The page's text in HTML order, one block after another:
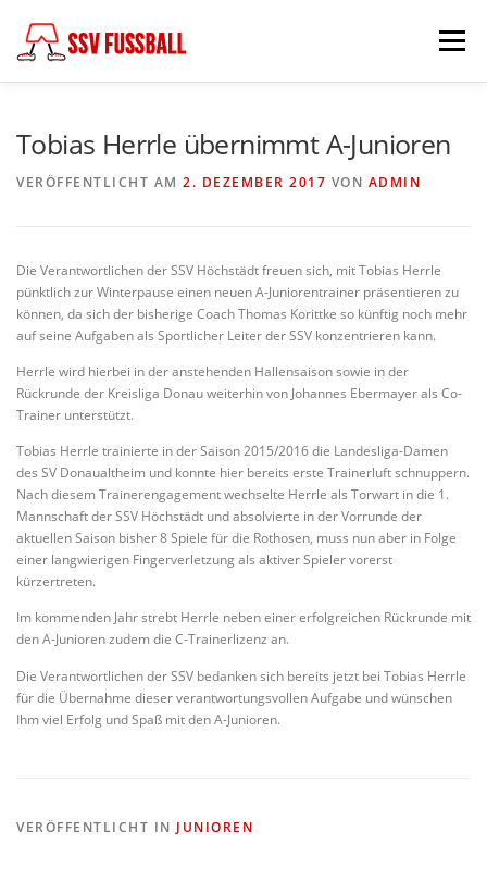
Inhalt
springen
Menü
FÖDERKREIS SCHIEDSRICHTER CHRONIK
KONTAKT
Tobias Herrle übernimmt A-Junioren
VERÖFFENTLICHT AM 2. DEZEMBER 2017 VON ADMIN
Die Verantwortlichen der SSV Höchstädt freuen sich, mit Tobias Herrle
pünktlich zur Winterpause einen neuen A-Juniorentrainer präsentieren zu
können, da sich der bisherige Coach Thomas Korittke so künftig noch mehr
auf seine Aufgaben als Sportlicher Leiter der SSV konzentrieren kann.
Herrle wird hierbei in der anstehenden Hallensaison sowie in der
Rückrunde der Kreisliga Donau weiterhin von Johannes Ebermayer als Co-
Trainer unterstützt.
Tobias Herrle trainierte in der Saison 2015/2016 die Landesliga-Damen
des SV Donaualtheim und konnte hier bereits erste Trainerluft schnuppern.
Nach diesem Trainerengagement wechselte Herrle als Torwart in die 1.
Mannschaft der SSV Höchstädt und absolvierte in der Vorrunde der
aktuellen Saison bisher 8 Spiele für die Rothosen, muss nun aber in Folge
einer langwierigen Fingerverletzung als aktiver Spieler vorerst
kürzertreten.
Im kommenden Jahr strebt Herrle neben einer erfolgreichen Rückrunde mit
den A-Junioren zudem die C-Trainerlizenz an.
Die Verantwortlichen der SSV bedanken sich bereits jetzt bei Tobias Herrle
für die Übernahme dieser verantwortungsvollen Aufgabe und wünschen
Ihm viel Erfolg und Spaß mit den A-Junioren.
VERÖFFENTLICHT IN JUNIOREN